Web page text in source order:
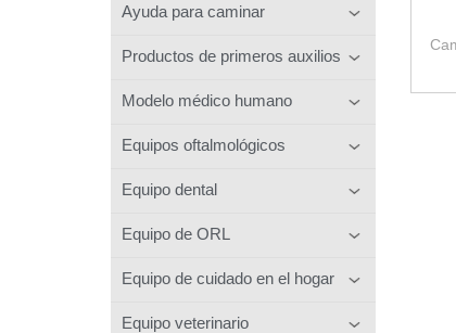
Ayuda para caminar
Productos de primeros auxilios
Modelo médico humano
Equipos oftalmológicos
Equipo dental
Equipo de ORL
Equipo de cuidado en el hogar
Equipo veterinario